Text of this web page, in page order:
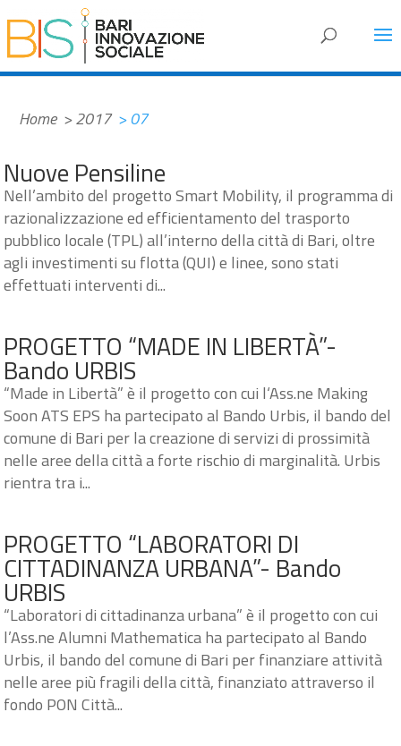
Home > 2017 > 07
Nuove Pensiline
Nell’ambito del progetto Smart Mobility, il programma di
razionalizzazione ed efficientamento del trasporto
pubblico locale (TPL) all’interno della città di Bari, oltre
agli investimenti su flotta (QUI) e linee, sono stati
effettuati interventi di...
PROGETTO “MADE IN LIBERTÀ”-
Bando URBIS
“Made in Libertà” è il progetto con cui l‘Ass.ne Making
Soon ATS EPS ha partecipato al Bando Urbis, il bando del
comune di Bari per la creazione di servizi di prossimità
nelle aree della città a forte rischio di marginalità. Urbis
rientra tra i...
PROGETTO “LABORATORI DI
CITTADINANZA URBANA”- Bando
URBIS
“Laboratori di cittadinanza urbana” è il progetto con cui
l’Ass.ne Alumni Mathematica ha partecipato al Bando
Urbis, il bando del comune di Bari per finanziare attività
nelle aree più fragili della città, finanziato attraverso il
fondo PON Città...